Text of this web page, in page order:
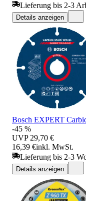
Lieferung bis 2-3
Details anzeigen
Bosch EXPERT
-45 %
UVP 29,70 €
16,39 €inkl. MwSt.
Lieferung bis 2-3
Details anzeigen